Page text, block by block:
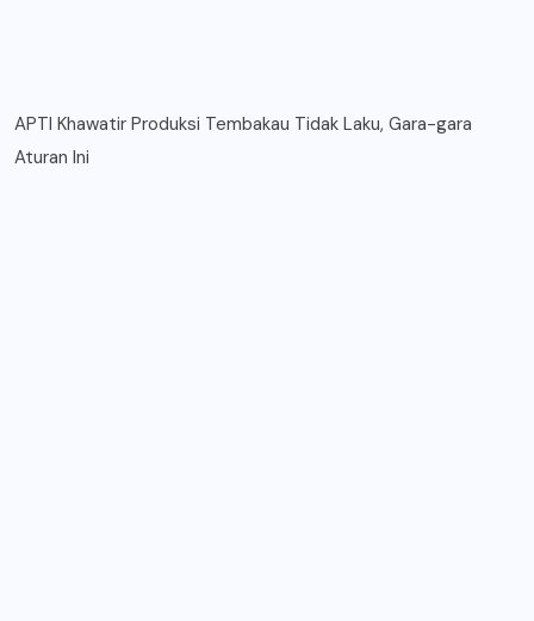
APTI Khawatir Produksi Tembakau Tidak Laku, Gara-gara
Aturan Ini